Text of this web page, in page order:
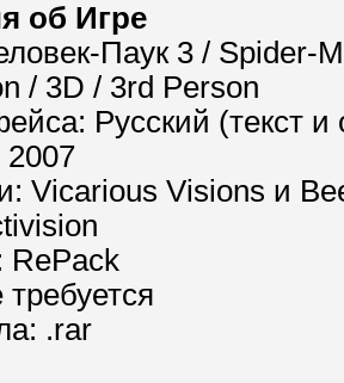
об Игре
Паук 3 / Spider-
/ 3D / 3rd Person
Русский (текст и
2007
Vicarious Visions и
RePack
.rar